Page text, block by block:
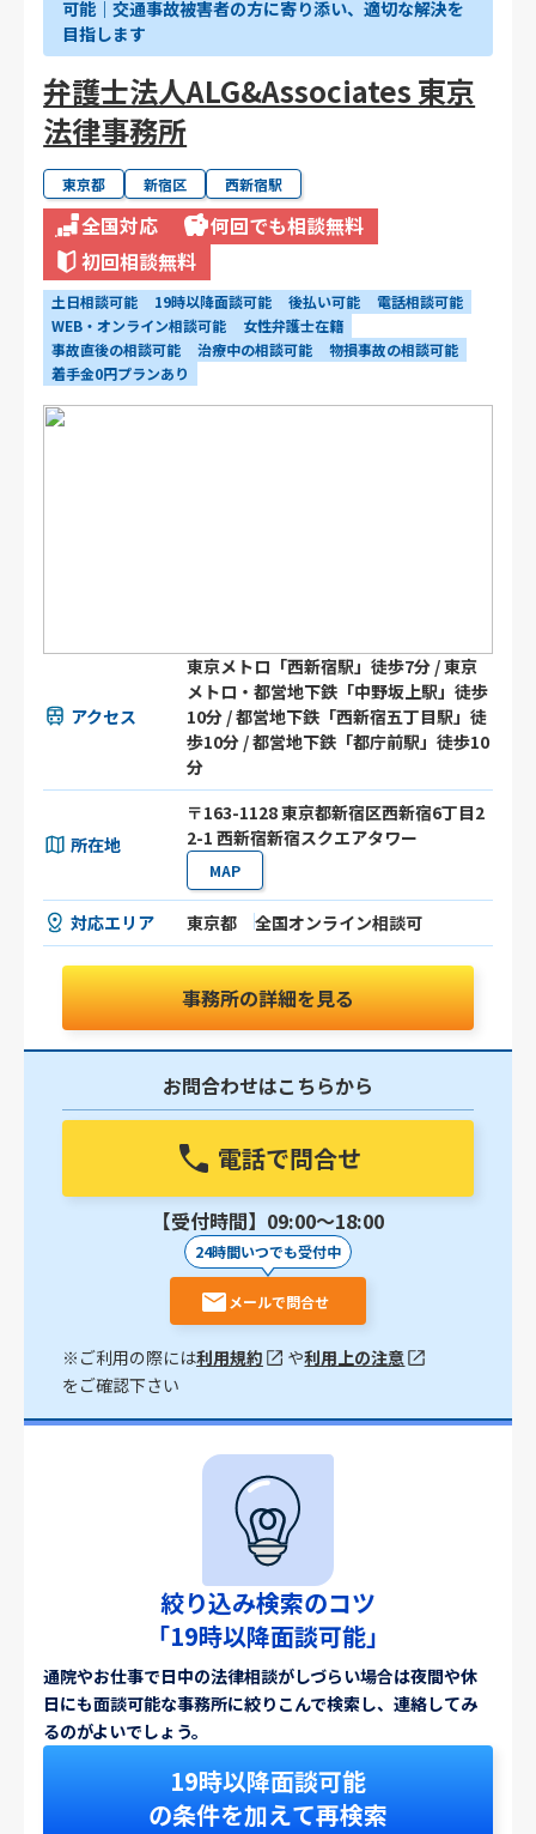
可能｜交通事故被害者の方に寄り添い、適切な解決を
目指します
弁護士法人ALG&Associates 東京
法律事務所
東京都 新宿区 西新宿駅
全国対応
何回でも相談無料
初回相談無料
土日相談可能 19時以降面談可能 後払い可能
電話相談可能
WEB・オンライン相談可能
女性弁護士在籍
事故直後の相談可能
治療中の相談可能
物損事故の相談可能
着手金0円プランあり
アクセス
東京メトロ「西新宿駅」徒歩7分 / 東京
メトロ・都営地下鉄「中野坂上駅」徒歩
10分 / 都営地下鉄「西新宿五丁目駅」徒
歩10分 / 都営地下鉄「都庁前駅」徒歩10
分
所在地
〒163-1128 東京都新宿区西新宿6丁目2
2-1 西新宿新宿スクエアタワー
MAP
対応エリア 東京都 全国オンライン相談可
事務所の詳細を見る
お問合わせはこちらから
電話で問合せ
【受付時間】09:00〜18:00
24時間いつでも受付中
メールで問合せ
※ご利用の際には利用規約 や利用上の注意
をご確認下さい
絞り込み検索のコツ
「19時以降面談可能」
通院やお仕事で日中の法律相談がしづらい場合は夜間や休
日にも面談可能な事務所に絞りこんで検索し、連絡してみ
るのがよいでしょう。
19時以降面談可能
の条件を加えて再検索